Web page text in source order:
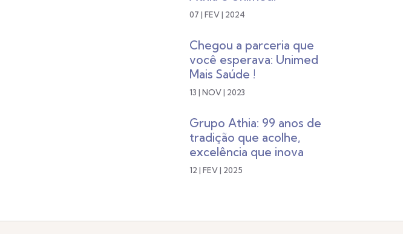
07 | FEV | 2024
13 | NOV | 2023
Chegou a parceria que
você esperava: Unimed
Mais Saúde !
12 | FEV | 2025
Grupo Athia: 99 anos de
tradição que acolhe,
excelência que inova